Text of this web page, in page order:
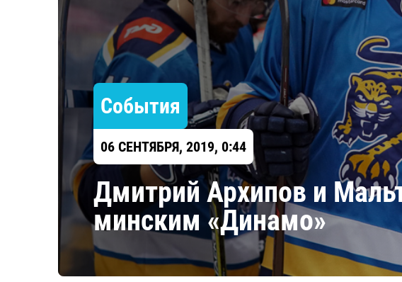
Локомотив
Северсталь
ЦСКА
Шанхайские Драконы
Амур
Салават
Сибирь
События
06 СЕНТЯБРЯ, 2019, 0:44
Дмитрий Архипов и
минским «Динамо»